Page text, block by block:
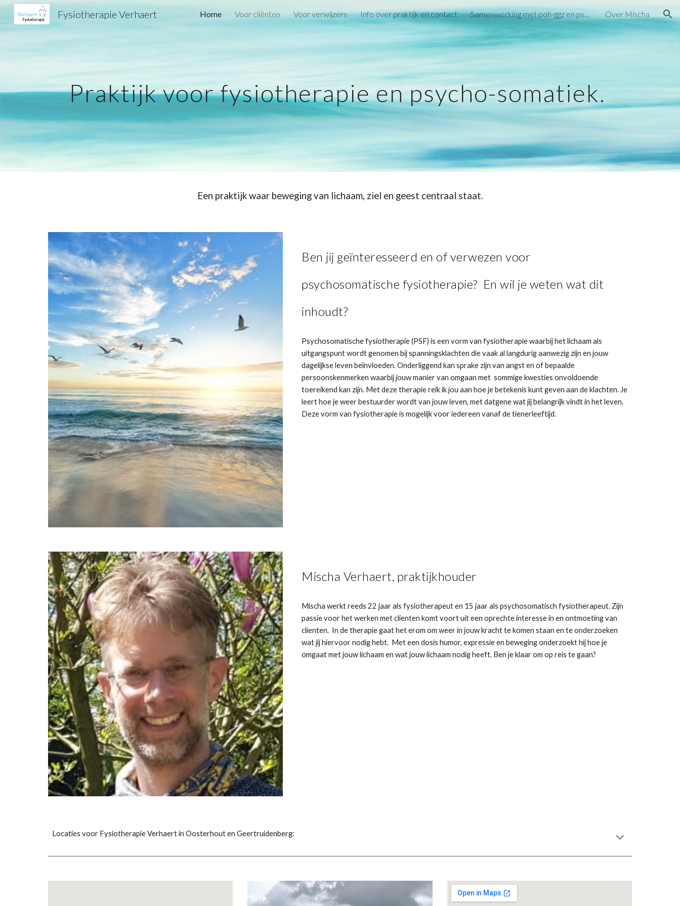
Skip to main content Skip to navigation
Fysiotherapie Verhaert Home Voor cliënten Voor verwijzers Info over praktijk en contact Samenwerking met poh-ggz en psychologen Over Mischa
Praktijk voor fysiotherapie en psycho-somatiek.
Een praktijk waar beweging van lichaam, ziel en geest centraal staat.
Ben jij geïnteresseerd en of verwezen voor
psychosomatische fysiotherapie? En wil je weten wat dit
inhoudt?
Psychosomatische fysiotherapie (PSF) is een vorm van fysiotherapie waarbij het lichaam als
uitgangspunt wordt genomen bij spanningsklachten die vaak al langdurig aanwezig zijn en jouw
dagelijkse leven beïnvloeden. Onderliggend kan sprake zijn van angst en of bepaalde
persoonskenmerken waarbij jouw manier van omgaan met sommige kwesties onvoldoende
toereikend kan zijn. Met deze therapie reik ik jou aan hoe je betekenis kunt geven aan de klachten. Je
leert hoe je weer bestuurder wordt van jouw leven, met datgene wat jij belangrijk vindt in het leven.
Deze vorm van fysiotherapie is mogelijk voor iedereen vanaf de tienerleeftijd.
Mischa Verhaert, praktijkhouder
Mischa werkt reeds 22 jaar als fysiotherapeut en 15 jaar als psychosomatisch fysiotherapeut. Zijn
passie voor het werken met clienten komt voort uit een oprechte interesse in en ontmoeting van
clienten. In de therapie gaat het erom om weer in jouw kracht te komen staan en te onderzoeken
wat jij hiervoor nodig hebt. Met een dosis humor, expressie en beweging onderzoekt hij hoe je
omgaat met jouw lichaam en wat jouw lichaam nodig heeft. Ben je klaar om op reis te gaan?
Locaties voor Fysiotherapie Verhaert in Oosterhout en Geertruidenberg: